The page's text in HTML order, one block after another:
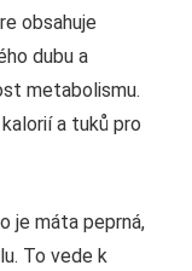
obsahuje
dubu a
metabolismu.
a tuků pro
je máta peprná,
To vede k